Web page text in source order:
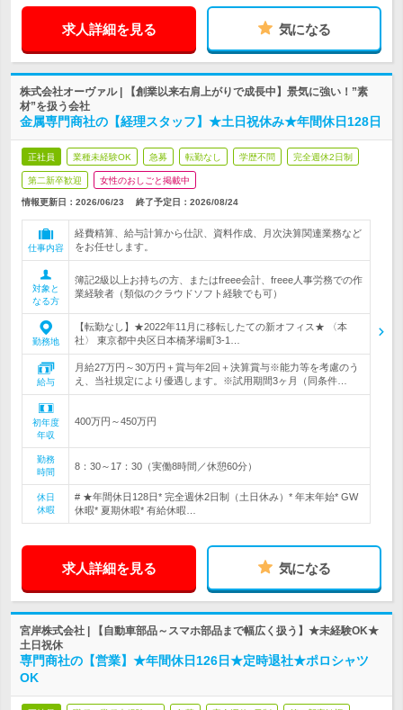
求人詳細を見る 気になる
株式会社オーヴァル | 【創業以来右肩上がりで成長中】景気に強い！”素
材”を扱う会社
金属専門商社の【経理スタッフ】★土日祝休み★年間休日128日
正社員 業種未経験OK 急募 転勤なし 学歴不問 完全週休2日制
第二新卒歓迎 女性のおしごと掲載中
情報更新日：2026/06/23 終了予定日： 2026/08/24
仕事内容
経費精算、給与計算から仕訳、資料作成、月次決算関連業務など
をお任せします。
対象と
なる方
簿記2級以上お持ちの方、またはfreee会計、freee人事労務での作
業経験者（類似のクラウドソフト経験でも可）
勤務地
【転勤なし】★2022年11月に移転したての新オフィス★ 〈本
社〉 東京都中央区日本橋茅場町3-1…
給与
月給27万円～30万円＋賞与年2回＋決算賞与※能力等を考慮のう
え、当社規定により優遇します。※試用期間3ヶ月（同条件…
初年度
年収
400万円～450万円
勤務
時間
8：30～17：30（実働8時間／休憩60分）
休日
休暇
# ★年間休日128日* 完全週休2日制（土日休み）* 年末年始* GW
休暇* 夏期休暇* 有給休暇…
求人詳細を見る 気になる
宮岸株式会社 | 【自動車部品～スマホ部品まで幅広く扱う】★未経験OK★
土日祝休
専門商社の【営業】★年間休日126日★定時退社★ポロシャツ
OK